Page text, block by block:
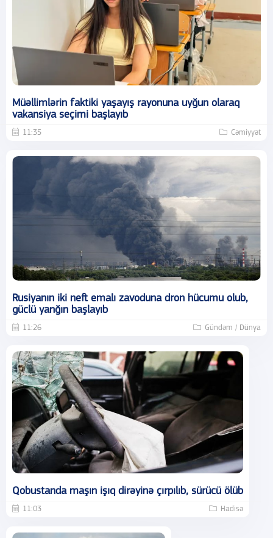
Müəllimlərin faktiki yaşayış rayonuna uyğun olaraq
vakansiya seçimi başlayıb
11:35 Cəmiyyət
Rusiyanın iki neft emalı zavoduna dron hücumu olub,
güclü yanğın başlayıb
11:26 Gündəm / Dünya
Qobustanda maşın işıq dirəyinə çırpılıb, sürücü ölüb
11:03 Hadisə